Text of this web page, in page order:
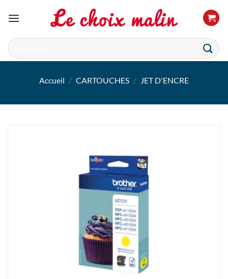
Recherche
pour :
Accueil / CARTOUCHES / JET D'ENCRE